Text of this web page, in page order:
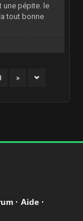
une pépite. le
tout bonne
»
· Aide·